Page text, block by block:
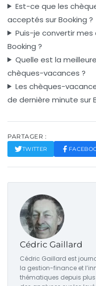
Est-ce que les
acceptés sur Booking ?
Puis-je convertir
Booking ?
Quelle est la
chèques-vacances ?
Les chèques-
de dernière minute sur
PARTAGER :
TWITTER
Cédric Gaillard
Cédric Gaillard est
la gestion-finance et
thématiques depuis